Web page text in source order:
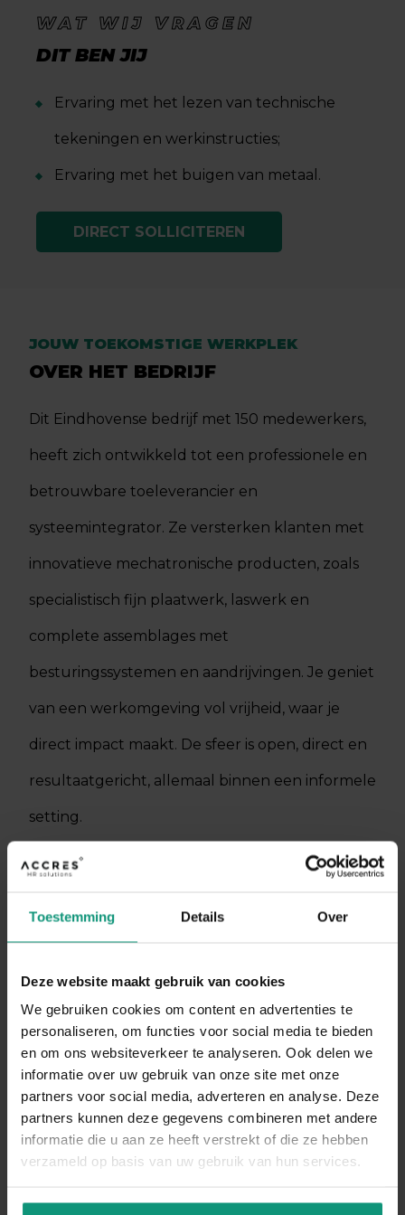
Toestemming Details Over
Deze website maakt gebruik van cookies
We gebruiken cookies om content en advertenties te
personaliseren, om functies voor social media te bieden
en om ons websiteverkeer te analyseren. Ook delen we
informatie over uw gebruik van onze site met onze
partners voor social media, adverteren en analyse. Deze
partners kunnen deze gegevens combineren met andere
informatie die u aan ze heeft verstrekt of die ze hebben
verzameld op basis van uw gebruik van hun services.
WAT WIJ VRAGEN
DIT BEN JIJ
Ervaring met het lezen van technische
tekeningen en werkinstructies;
Ervaring met het buigen van metaal.
DIRECT SOLLICITEREN
JOUW TOEKOMSTIGE WERKPLEK
OVER HET BEDRIJF
Dit Eindhovense bedrijf met 150 medewerkers,
heeft zich ontwikkeld tot een professionele en
betrouwbare toeleverancier en
systeemintegrator. Ze versterken klanten met
innovatieve mechatronische producten, zoals
specialistisch fijn plaatwerk, laswerk en
complete assemblages met
besturingssystemen en aandrijvingen. Je geniet
van een werkomgeving vol vrijheid, waar je
direct impact maakt. De sfeer is open, direct en
resultaatgericht, allemaal binnen een informele
setting.
DIRECT SOLLICITEREN